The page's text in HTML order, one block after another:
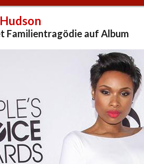
Familientragödie auf Album